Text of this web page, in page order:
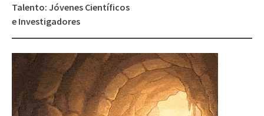
Talento: Jóvenes Científicos
e Investigadores